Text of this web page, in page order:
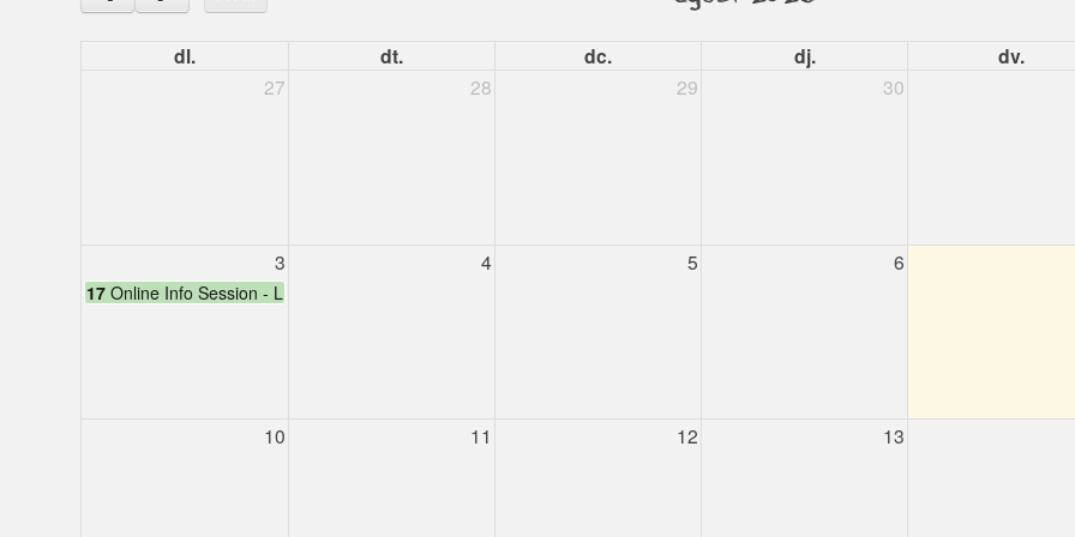
dl. dt. dc. dj. dv.
27 28 29 30
3 4 5 6
17 Online Info Session - LEARNLIFE (online)
10 11 12 13